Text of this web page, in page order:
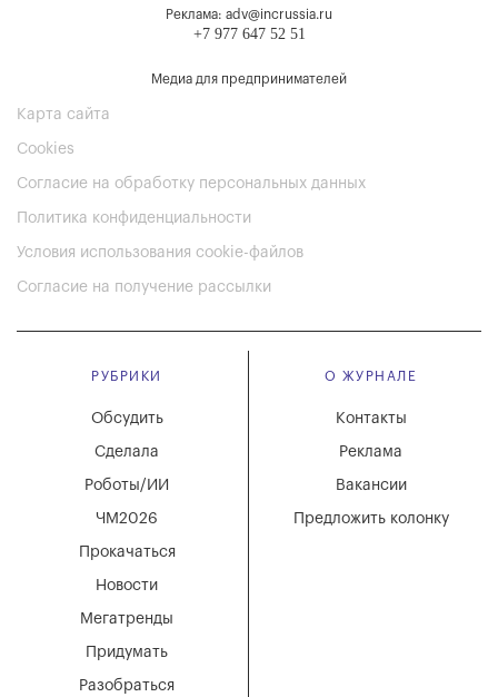
Реклама: adv@incrussia.ru
+7 977 647 52 51
Медиа для предпринимателей
Карта сайта
Cookies
Согласие на обработку персональных данных
Политика конфиденциальности
Условия использования cookie-файлов
Согласие на получение рассылки
РУБРИКИ
Мегатренды
Придумать
Разобраться
Новости
Обсудить
Сделала
Роботы/ИИ
ЧМ2026
Прокачаться
О ЖУРНАЛЕ
Вакансии
Реклама
Контакты
Предложить колонку